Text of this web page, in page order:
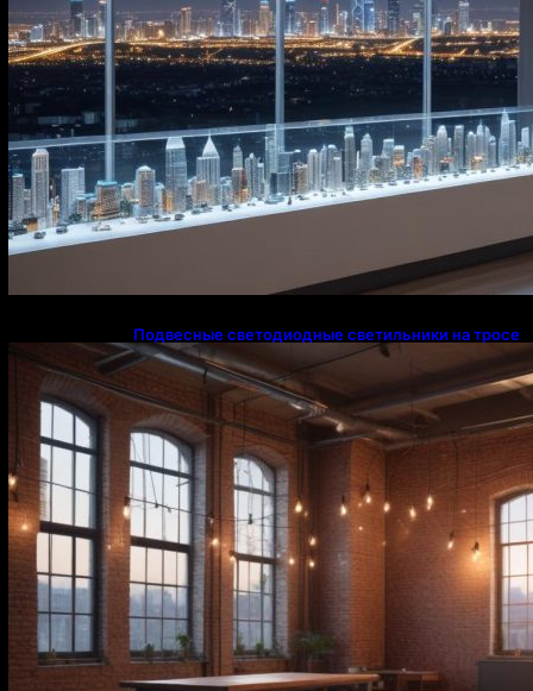
Подвесные светодиодные светильники на тросе